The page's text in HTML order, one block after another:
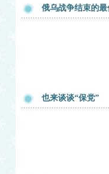
俄乌战争结束的
也来谈谈“保党”